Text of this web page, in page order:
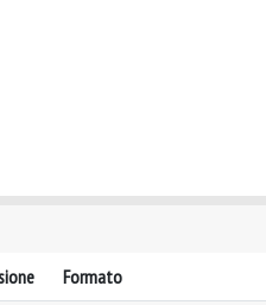
Formato